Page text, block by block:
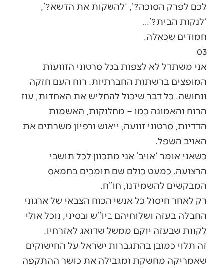
לכם לפרק הסוכה?’, ‘להשקות את הדשא?’,
‘לנקות הבית?’…
חמודים שכאלה.
03
אני משתדל לא לצפות בכל סרטוני הזוועות
המופצים ברשתות החברתיות. רוח העם חזקה
ונחושה. כל דבר שיכול להחליש את האחדות, עוז
הרוח והאמונה כמו – מחלוקות, האשמות
הדדיות, סרטוני זוועה, ייאוש ורפיון משרתים את
האויב השפל.
כשאני אומר ‘אויב’ אני מתכוון לכל תושבי
הרצועה. כמעט כולם שם תומכים בחמאס
המבקשים להשמידנו, חו’’ח.
רק לאחר חיסול כל אנשי הכוח הצבאי של ארגוני
החבלה בעזה ושלוחיהם ביו’’ש ובסיני, נוכל אולי
לקוות שבעזה יוקם ממשל שדואג לאזרחיו.
זה תלוי כמובן בהתגברות ישראל על החישוקים
שאמריקה מחשקת ומגבילה את כושר ההתקפה